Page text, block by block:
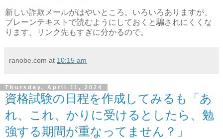
新しい詐欺メールがはやいところ。いろいろありますが、
プレーンテキストで読むようにしておくと騙されにくくな
ります。リンク先もすぎに分かるので。
ranobe.com at 10:15 am
Thursday, April 11, 2024
資格試験の日程を作成してみるも「あ
れ、これ、かりに受けるとしたら、勉
強する期間が重なってません？」